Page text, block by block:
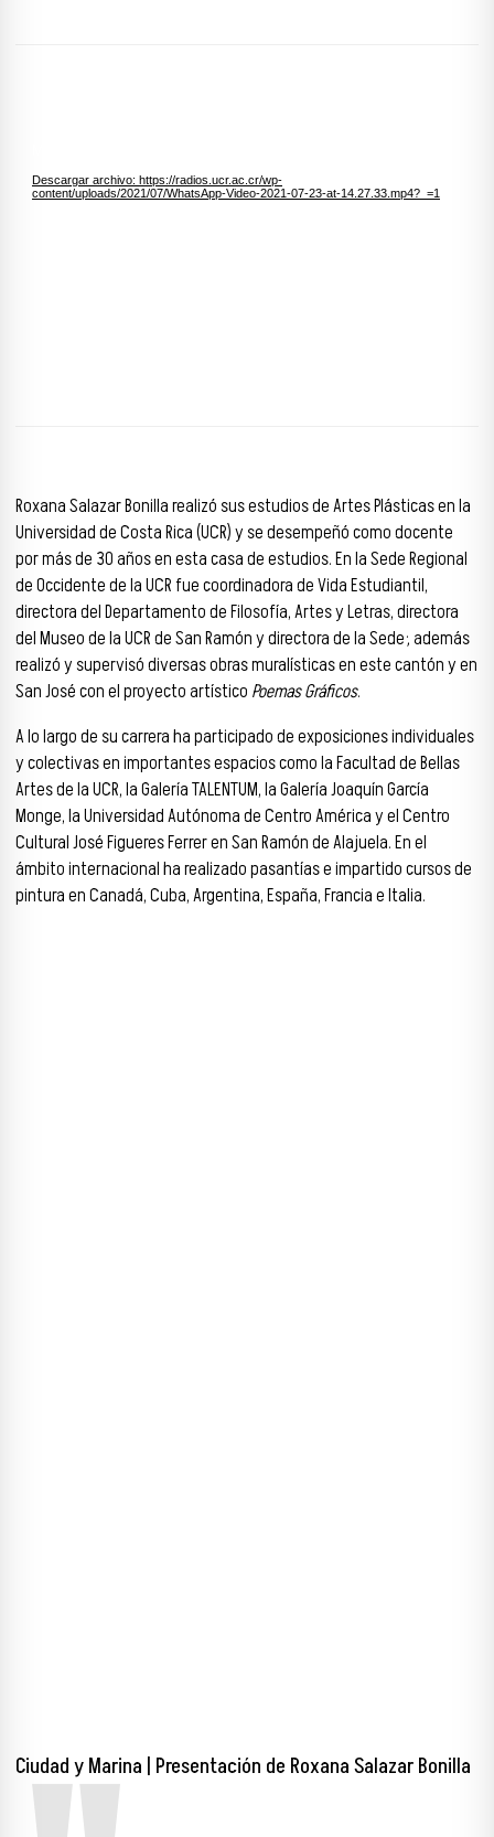
Descargar archivo: https://radios.ucr.ac.cr/wp-
content/uploads/2021/07/WhatsApp-Video-2021-07-23-at-14.27.33.mp4?_=1
Roxana Salazar Bonilla realizó sus estudios de Artes Plásticas en la
Universidad de Costa Rica (UCR) y se desempeñó como docente
por más de 30 años en esta casa de estudios. En la Sede Regional
de Occidente de la UCR fue coordinadora de Vida Estudiantil,
directora del Departamento de Filosofía, Artes y Letras, directora
del Museo de la UCR de San Ramón y directora de la Sede; además
realizó y supervisó diversas obras muralísticas en este cantón y en
San José con el proyecto artístico Poemas Gráficos.
A lo largo de su carrera ha participado de exposiciones individuales
y colectivas en importantes espacios como la Facultad de Bellas
Artes de la UCR, la Galería TALENTUM, la Galería Joaquín García
Monge, la Universidad Autónoma de Centro América y el Centro
Cultural José Figueres Ferrer en San Ramón de Alajuela. En el
ámbito internacional ha realizado pasantías e impartido cursos de
pintura en Canadá, Cuba, Argentina, España, Francia e Italia.
Ciudad y Marina | Presentación de Roxana Salazar Bonilla